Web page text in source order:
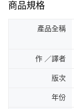
商品規格
產品全稱
作 ／譯者
版次
年份